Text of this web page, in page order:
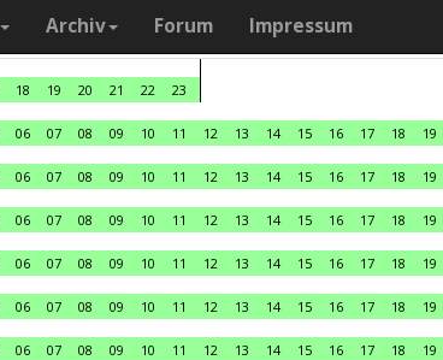
Archiv Forum Impressum
18 19 20 21 22
23
06 07 08 09 10 11 12 13 14 15 16 17 18 19
06 07 08 09 10 11 12 13 14 15 16 17 18 19
06 07 08 09 10 11 12 13 14 15 16 17 18 19
06 07 08 09 10 11 12 13 14 15 16 17 18 19
06 07 08 09 10 11 12 13 14 15 16 17 18 19
06 07 08 09 10 11 12 13 14 15 16 17 18 19